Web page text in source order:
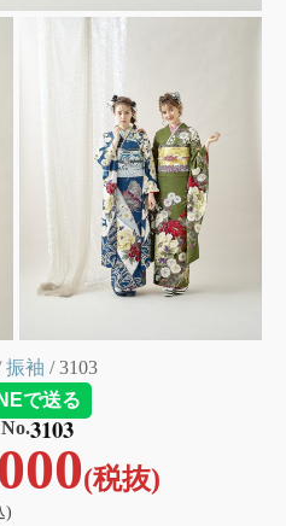
振袖 / 3103
3103
(税抜)
)